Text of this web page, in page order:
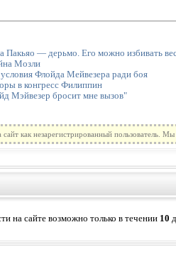
— дерьмо. Его можно избивать
Мозли
Флойда Мейвезера ради боя
в конгресс Филиппин
Мэйвезер бросит мне вызов"
как незарегистрированный пользователь.
на сайте возможно только в течении 10